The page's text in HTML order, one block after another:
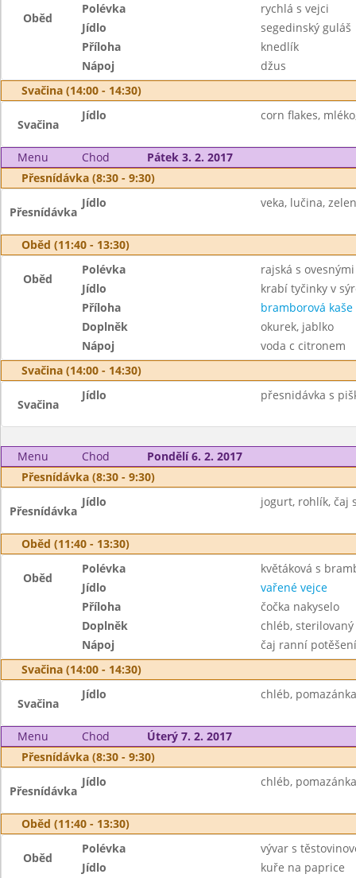
Oběd
Polévka
rychlá s vejci
Jídlo
segedinský guláš
Příloha
knedlík
Nápoj
džus
Svačina (14:00 - 14:30)
Svačina
Jídlo corn flakes,
Menu Chod
Pátek 3. 2. 2017
Přesnídávka (8:30 - 9:30)
Přesnídávka
Jídlo veka, lučina,
Oběd (11:40 - 13:30)
Oběd
Polévka
rajská s
Jídlo
krabí tyčinky v
Příloha
bramborová kaše
Doplněk
okurek, jablko
Nápoj
voda c citronem
Svačina (14:00 - 14:30)
Svačina
Jídlo přesnidávka s
Menu Chod
Pondělí 6. 2. 2017
Přesnídávka (8:30 - 9:30)
Přesnídávka
Jídlo jogurt, rohlík, čaj
Oběd (11:40 - 13:30)
Oběd
Polévka
květáková s
Jídlo
vařené vejce
Příloha
čočka nakyselo
Doplněk
chléb,
Nápoj
čaj ranní potěšení
Svačina (14:00 - 14:30)
Svačina
Jídlo chléb,
Menu Chod
Úterý 7. 2. 2017
Přesnídávka (8:30 - 9:30)
Přesnídávka
Jídlo chléb,
Oběd (11:40 - 13:30)
Oběd
Polévka
vývar s
Jídlo
kuře na paprice